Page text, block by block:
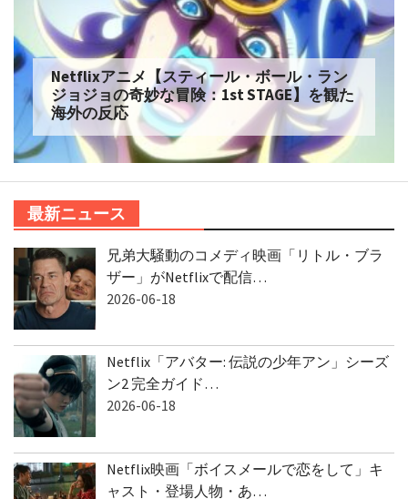
Netflixアニメ【スティール・ボール・ラン
ジョジョの奇妙な冒険：1st STAGE】を観た
海外の反応
最新ニュース
兄弟大騒動のコメディ映画「リトル・ブラ
ザー」がNetflixで配信…
2026-06-18
Netflix「アバター: 伝説の少年アン」シーズ
ン2 完全ガイド…
2026-06-18
Netflix映画「ボイスメールで恋をして」キ
ャスト・登場人物・あ…